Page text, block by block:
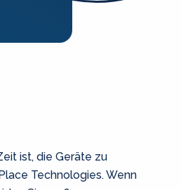
ist, die Geräte zu
Technologies. Wenn